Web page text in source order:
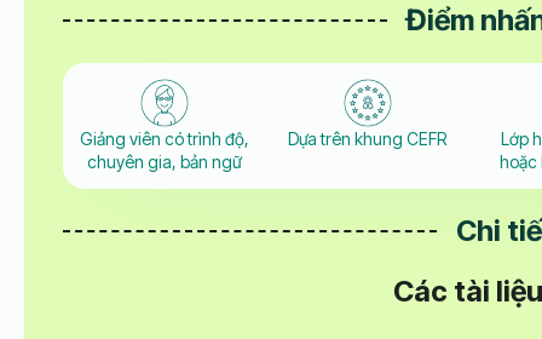
Điểm
Giảng viên có trình độ,
chuyên gia, bản ngữ
Dựa trên khung CEFR
Lớp
hoặc
Chi
Các tài